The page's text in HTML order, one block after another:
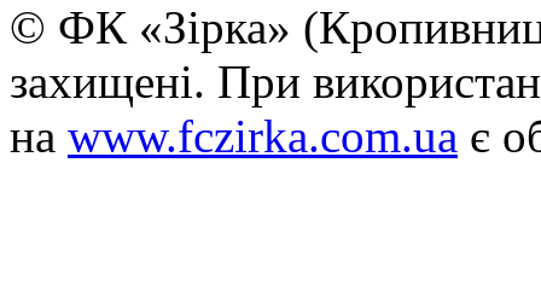
© ФК «Зірка»
захищені. При
на www.fczirka.com.ua є